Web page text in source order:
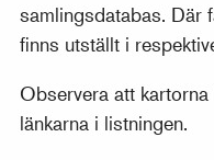
samlingsdatabas. Där
finns utställt i
Observera att
länkarna i listningen.